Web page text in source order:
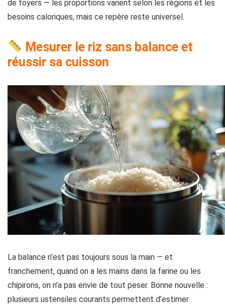
de foyers — les proportions varient selon les régions et les
besoins caloriques, mais ce repère reste universel.
Mesurer le riz sans balance et
réussir sa cuisson
La balance n’est pas toujours sous la main — et
franchement, quand on a les mains dans la farine ou les
chipirons, on n’a pas envie de tout peser. Bonne nouvelle :
plusieurs ustensiles courants permettent d’estimer